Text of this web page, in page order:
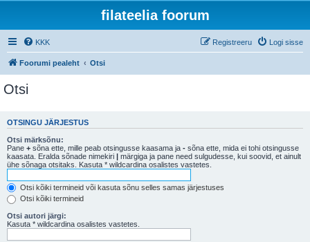
filateelia foorum
KKK Logi sisse
Registreeru
Foorumi pealeht Otsi
Otsi
OTSINGU JÄRJESTUS
Otsi märksõnu:
Pane + sõna ette, mille peab otsingusse kaasama ja - sõna ette, mida ei tohi otsingusse
kaasata. Eralda sõnade nimekiri | märgiga ja pane need sulgudesse, kui soovid, et ainult
ühe sõnaga otsitaks. Kasuta * wildcardina osalistes vastetes.
Otsi kõiki termineid või kasuta sõnu selles samas järjestuses
Otsi kõiki termineid
Otsi autori järgi:
Kasuta * wildcardina osalistes vastetes.